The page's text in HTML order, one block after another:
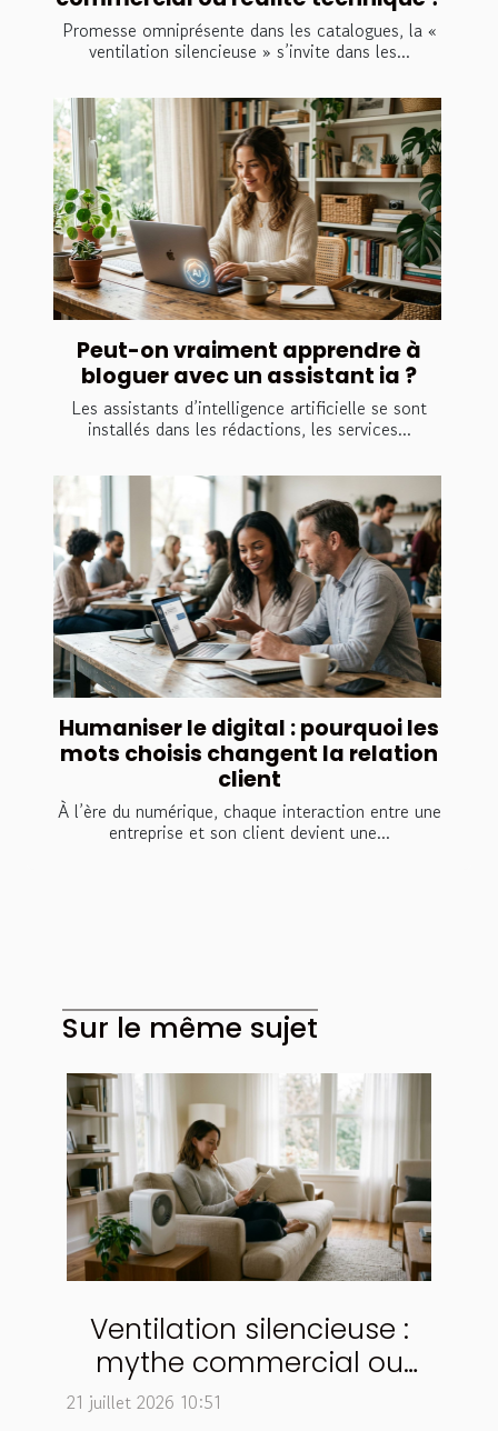
Promesse omniprésente dans les catalogues, la «
ventilation silencieuse » s’invite dans les...
Peut-on vraiment apprendre à
bloguer avec un assistant ia ?
Les assistants d’intelligence artificielle se sont
installés dans les rédactions, les services...
Humaniser le digital : pourquoi les
mots choisis changent la relation
client
À l’ère du numérique, chaque interaction entre une
entreprise et son client devient une...
Sur le même sujet
Ventilation silencieuse :
mythe commercial ou
réalité technique ?
21 juillet 2026 10:51